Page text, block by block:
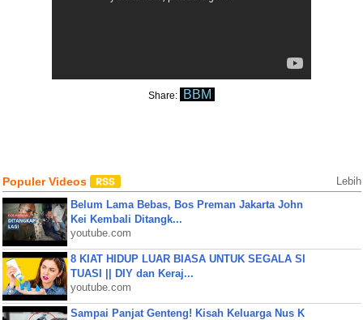
Share: BBM
Populer Videos Lebih
Belum Lama Bebas, Bos Preman Jakarta John
Kei Kembali Ditangk...
youtube.com
8 KIAT HIDUP LUAR BIASA UNTUK SEGALA SI
TUASI || DIY dan Keraj...
youtube.com
Sampai Panjat Genteng! Kisah Keluarga Nus K